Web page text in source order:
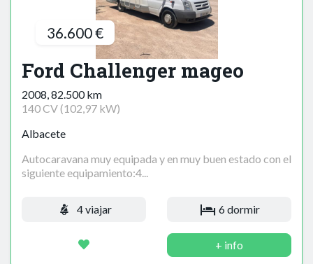
36.600 €
Ford Challenger mageo
2008, 82.500 km
140 CV (102,97 kW)
Albacete
Autocaravana muy equipada y en muy buen estado con el
siguiente equipamiento:4...
4 viajar 6 dormir
+ info